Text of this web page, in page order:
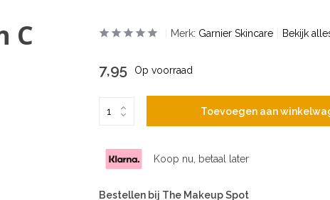
C Merk: Garnier Skincare Bekijk
7,95 Op voorraad
Toevoegen aan
Koop nu, betaal later
Bestellen bij The Makeup Spot